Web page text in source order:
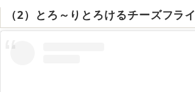
（2）とろ～りとろけるチーズフライ